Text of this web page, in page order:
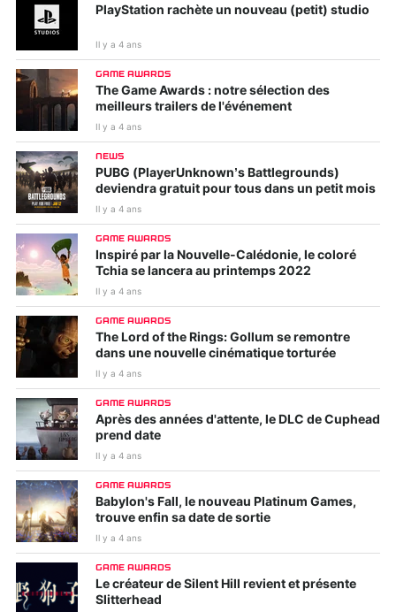
PlayStation rachète un nouveau (petit) studio
Il y a 4 ans
GAME AWARDS
The Game Awards : notre sélection des
meilleurs trailers de l'événement
Il y a 4 ans
NEWS
PUBG (PlayerUnknown’s Battlegrounds)
deviendra gratuit pour tous dans un petit mois
Il y a 4 ans
GAME AWARDS
Inspiré par la Nouvelle-Calédonie, le coloré
Tchia se lancera au printemps 2022
Il y a 4 ans
GAME AWARDS
The Lord of the Rings: Gollum se remontre
dans une nouvelle cinématique torturée
Il y a 4 ans
GAME AWARDS
Après des années d'attente, le DLC de Cuphead
prend date
Il y a 4 ans
GAME AWARDS
Babylon's Fall, le nouveau Platinum Games,
trouve enfin sa date de sortie
Il y a 4 ans
GAME AWARDS
Le créateur de Silent Hill revient et présente
Slitterhead